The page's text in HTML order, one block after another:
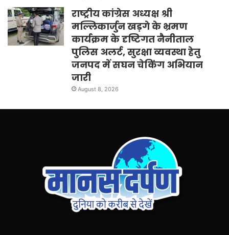
राष्ट्रीय कांग्रेस अध्यक्ष श्री
मल्लिकार्जुन खड़गे के भ्रमण
कार्यक्रम के दृष्टिगत नैनीताल
पुलिस अलर्ट, सुरक्षा व्यवस्था हेतु
जनपद में सघन चेकिंग अभियान
जारी
August 8, 2026